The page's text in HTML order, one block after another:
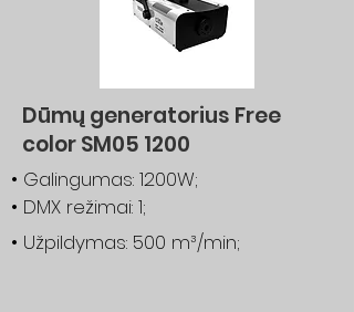
Dūmų generatorius Free
color SM05 1200
• Galingumas: 1200W;
• DMX režimai: 1;
• Užpildymas: 500 m³/min;